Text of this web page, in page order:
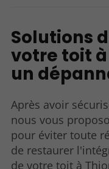
Solutions
votre toit
un
Après avoir
nous vous
pour éviter toute
de restaurer
de votre toit à